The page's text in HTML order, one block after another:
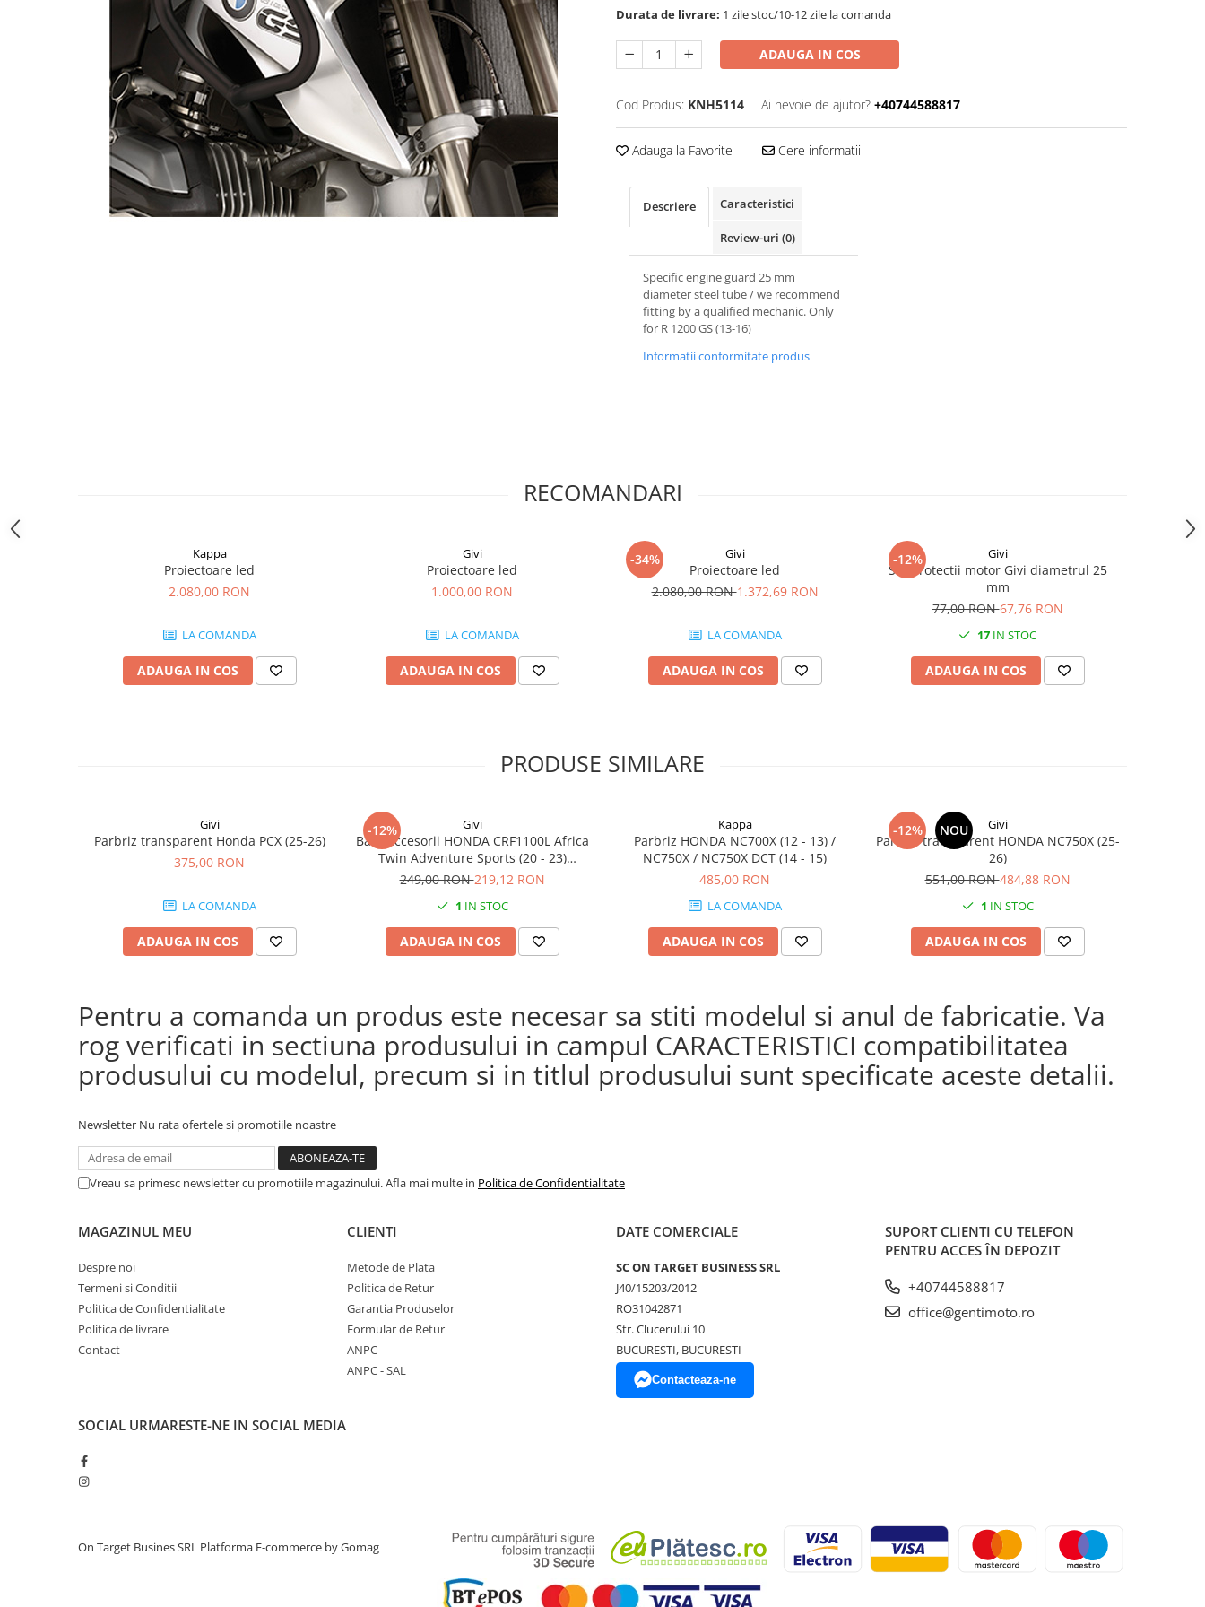
Durata de livrare: 1 zile stoc/10-12 zile la comanda
ADAUGA IN COS
Cod Produs: KNH5114 Ai nevoie de ajutor? +40744588817
Adauga la Favorite Cere informatii
Descriere Caracteristici
Review-uri (0)
Specific engine guard 25 mm
diameter steel tube / we recommend
fitting by a qualified mechanic. Only
for R 1200 GS (13-16)
Informatii conformitate produs
RECOMANDARI
Kappa
Proiectoare led
2.080,00 RON
LA COMANDA
ADAUGA IN COS
Givi
Proiectoare led
1.000,00 RON
LA COMANDA
ADAUGA IN COS
-34% Givi
Proiectoare led
2.080,00 RON1.372,69 RON
LA COMANDA
ADAUGA IN COS
-12% Givi
Set protectii motor Givi diametrul 25
mm
77,00 RON67,76 RON
17 IN STOC
ADAUGA IN COS
PRODUSE SIMILARE
Givi
Parbriz transparent Honda PCX (25-26)
375,00 RON
LA COMANDA
ADAUGA IN COS
-12% Givi
Bara accesorii HONDA CRF1100L Africa
Twin Adventure Sports (20 - 23)
CRF1100L Africa Twin Adventure Sports
CRF1100L Africa Twin (20 - 23)
249,00 RON219,12 RON
1 IN STOC
ADAUGA IN COS
Kappa
Parbriz HONDA NC700X (12 - 13) /
NC750X / NC750X DCT (14 - 15)
485,00 RON
LA COMANDA
ADAUGA IN COS
-12% NOU Givi
Parbriz transparent HONDA NC750X (25-
26)
551,00 RON484,88 RON
1 IN STOC
ADAUGA IN COS
Pentru a comanda un produs este necesar sa stiti modelul si anul de fabricatie. Va
rog verificati in sectiuna produsului in campul CARACTERISTICI compatibilitatea
produsului cu modelul, precum si in titlul produsului sunt specificate aceste detalii.
Newsletter Nu rata ofertele si promotiile noastre
Vreau sa primesc newsletter cu promotiile magazinului. Afla mai multe in Politica de Confidentialitate
MAGAZINUL MEU
Despre noi
Termeni si Conditii
Politica de Confidentialitate
Politica de livrare
Contact
CLIENTI
Metode de Plata
Politica de Retur
Garantia Produselor
Formular de Retur
ANPC
ANPC - SAL
DATE COMERCIALE
SC ON TARGET BUSINESS SRL
J40/15203/2012
RO31042871
Str. Clucerului 10
BUCURESTI, BUCURESTI
Contacteaza-ne
SUPORT CLIENTI CU TELEFON
PENTRU ACCES ÎN DEPOZIT
+40744588817
office@gentimoto.ro
SOCIAL URMARESTE-NE IN SOCIAL MEDIA
On Target Busines SRL Platforma E-commerce by Gomag